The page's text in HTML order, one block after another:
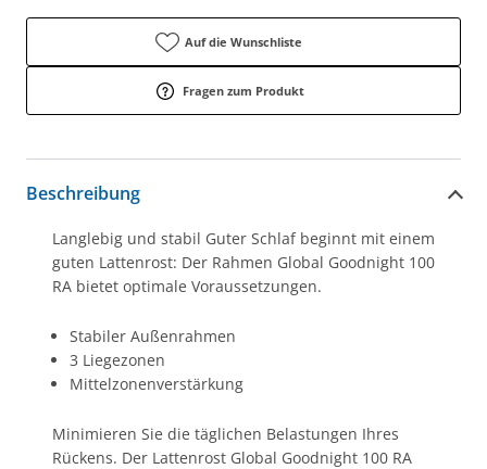
Auf die Wunschliste
Fragen zum Produkt
Beschreibung
Langlebig und stabil Guter Schlaf beginnt mit einem
guten Lattenrost: Der Rahmen Global Goodnight 100
RA bietet optimale Voraussetzungen.
Stabiler Außenrahmen
3 Liegezonen
Mittelzonenverstärkung
Minimieren Sie die täglichen Belastungen Ihres
Rückens. Der Lattenrost Global Goodnight 100 RA